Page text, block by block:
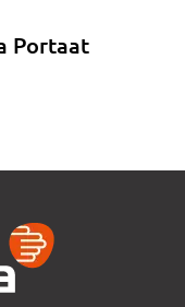
Portaat